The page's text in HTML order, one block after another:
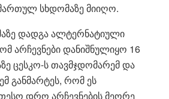
სხდომაზე მიიღო.
დადგა ალტერნატიული
არჩევნები დანიშნულიყო 16
ცესკო-ს თავმჯდომარემ და
განმარტეს, რომ ეს
დრო არჩევნების მეორე